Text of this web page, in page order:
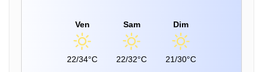
Ven
22/34°C
Sam
22/32°C
Dim
21/30°C